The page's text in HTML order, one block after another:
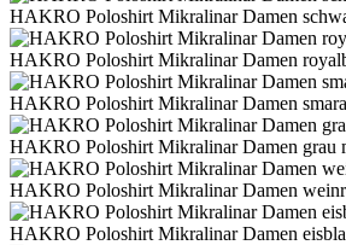
HAKRO Poloshirt Mikralinar Damen
HAKRO Poloshirt Mikralinar Damen
HAKRO Poloshirt Mikralinar Damen
HAKRO Poloshirt Mikralinar Damen grau
HAKRO Poloshirt Mikralinar Damen
HAKRO Poloshirt Mikralinar Damen